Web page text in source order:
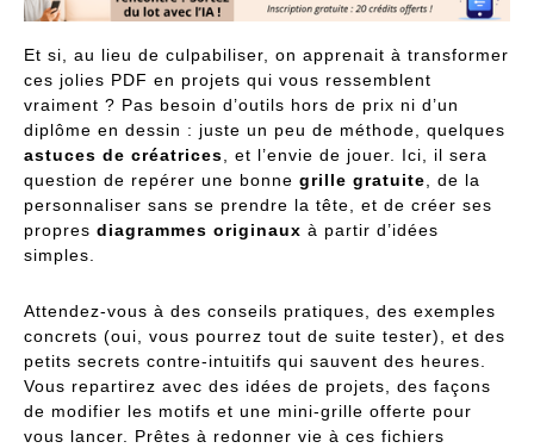
Et si, au lieu de culpabiliser, on apprenait à transformer
ces jolies PDF en projets qui vous ressemblent
vraiment ? Pas besoin d’outils hors de prix ni d’un
diplôme en dessin : juste un peu de méthode, quelques
astuces de créatrices, et l’envie de jouer. Ici, il sera
question de repérer une bonne grille gratuite, de la
personnaliser sans se prendre la tête, et de créer ses
propres diagrammes originaux à partir d’idées
simples.
Attendez-vous à des conseils pratiques, des exemples
concrets (oui, vous pourrez tout de suite tester), et des
petits secrets contre-intuitifs qui sauvent des heures.
Vous repartirez avec des idées de projets, des façons
de modifier les motifs et une mini-grille offerte pour
vous lancer. Prêtes à redonner vie à ces fichiers